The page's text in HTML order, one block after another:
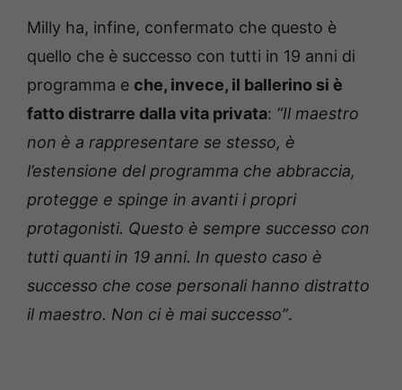
Milly ha, infine, confermato che questo è
quello che è successo con tutti in 19 anni di
programma e che, invece, il ballerino si è
fatto distrarre dalla vita privata: “Il maestro
non è a rappresentare se stesso, è
l’estensione del programma che abbraccia,
protegge e spinge in avanti i propri
protagonisti. Questo è sempre successo con
tutti quanti in 19 anni. In questo caso è
successo che cose personali hanno distratto
il maestro. Non ci è mai successo”.